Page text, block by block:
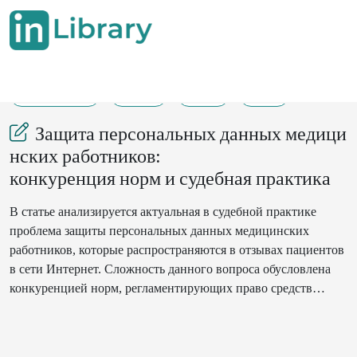
Защита персональных данных медици
нских работников:
конкуренция норм и судебная практика
В статье анализируется актуальная в судебной практике
проблема защиты персональных данных медицинских
работников, которые распространяются в отзывах пациентов
в сети Интернет. Сложность данного вопроса обусловлена
конкуренцией норм, регламентирующих право средств